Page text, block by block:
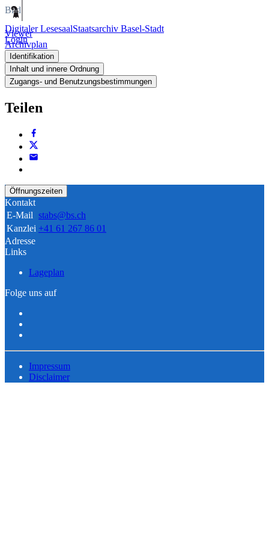
Digitaler LesesaalStaatsarchiv Basel-Stadt
Login
Bild
Viewer
Archivplan
Identifikation
Inhalt und innere Ordnung
Zugangs- und Benutzungsbestimmungen
Teilen
Öffnungszeiten
Kontakt
E-Mail stabs@bs.ch
Kanzlei +41 61 267 86 01
Adresse
Links
Lageplan
Folge uns auf
Impressum
Disclaimer